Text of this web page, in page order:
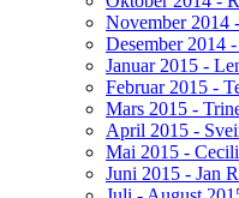
November 2014
Desember 2014
Januar 2015 -
Februar 2015 -
Mars 2015 -
April 2015 -
Mai 2015 -
Juni 2015 - Jan